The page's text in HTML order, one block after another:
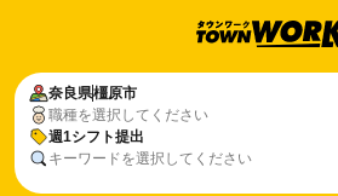
奈良県橿原市
職種を選択してください
週1シフト提出
キーワードを選択してください